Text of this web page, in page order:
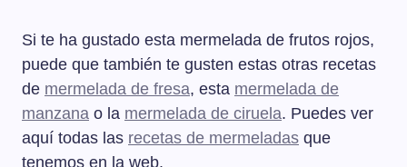
Si te ha gustado esta mermelada de frutos rojos,
puede que también te gusten estas otras recetas
de mermelada de fresa, esta mermelada de
manzana o la mermelada de ciruela. Puedes ver
aquí todas las recetas de mermeladas que
tenemos en la web.